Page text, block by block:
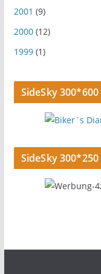
2001 (9)
2000(12)
1999(1)
SideSky 300*600
SideSky 300*250